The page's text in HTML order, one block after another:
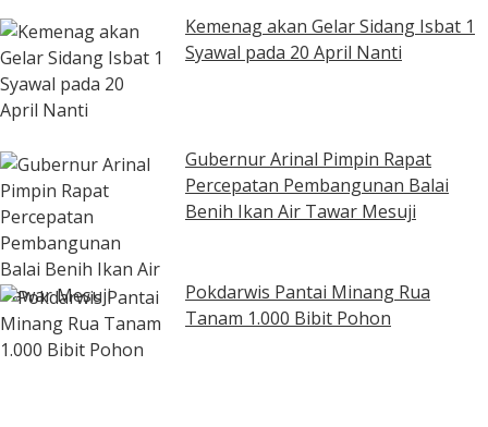
Kemenag akan Gelar Sidang Isbat 1
Syawal pada 20 April Nanti
Gubernur Arinal Pimpin Rapat
Percepatan Pembangunan Balai
Benih Ikan Air Tawar Mesuji
Pokdarwis Pantai Minang Rua
Tanam 1.000 Bibit Pohon